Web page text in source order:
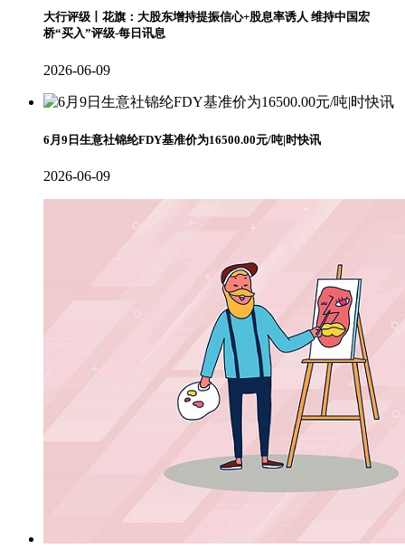
大行评级丨花旗：大股东增持提振信心+股息率诱人 维持中国宏
桥“买入”评级-每日讯息
2026-06-09
6月9日生意社锦纶FDY基准价为16500.00元/吨|时快讯
2026-06-09